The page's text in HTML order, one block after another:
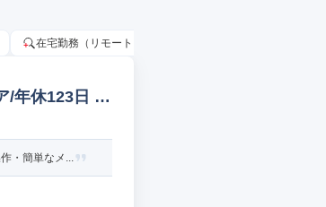
在宅勤務（リモートワーク）OK
/年休123日 機
・簡単なメ...